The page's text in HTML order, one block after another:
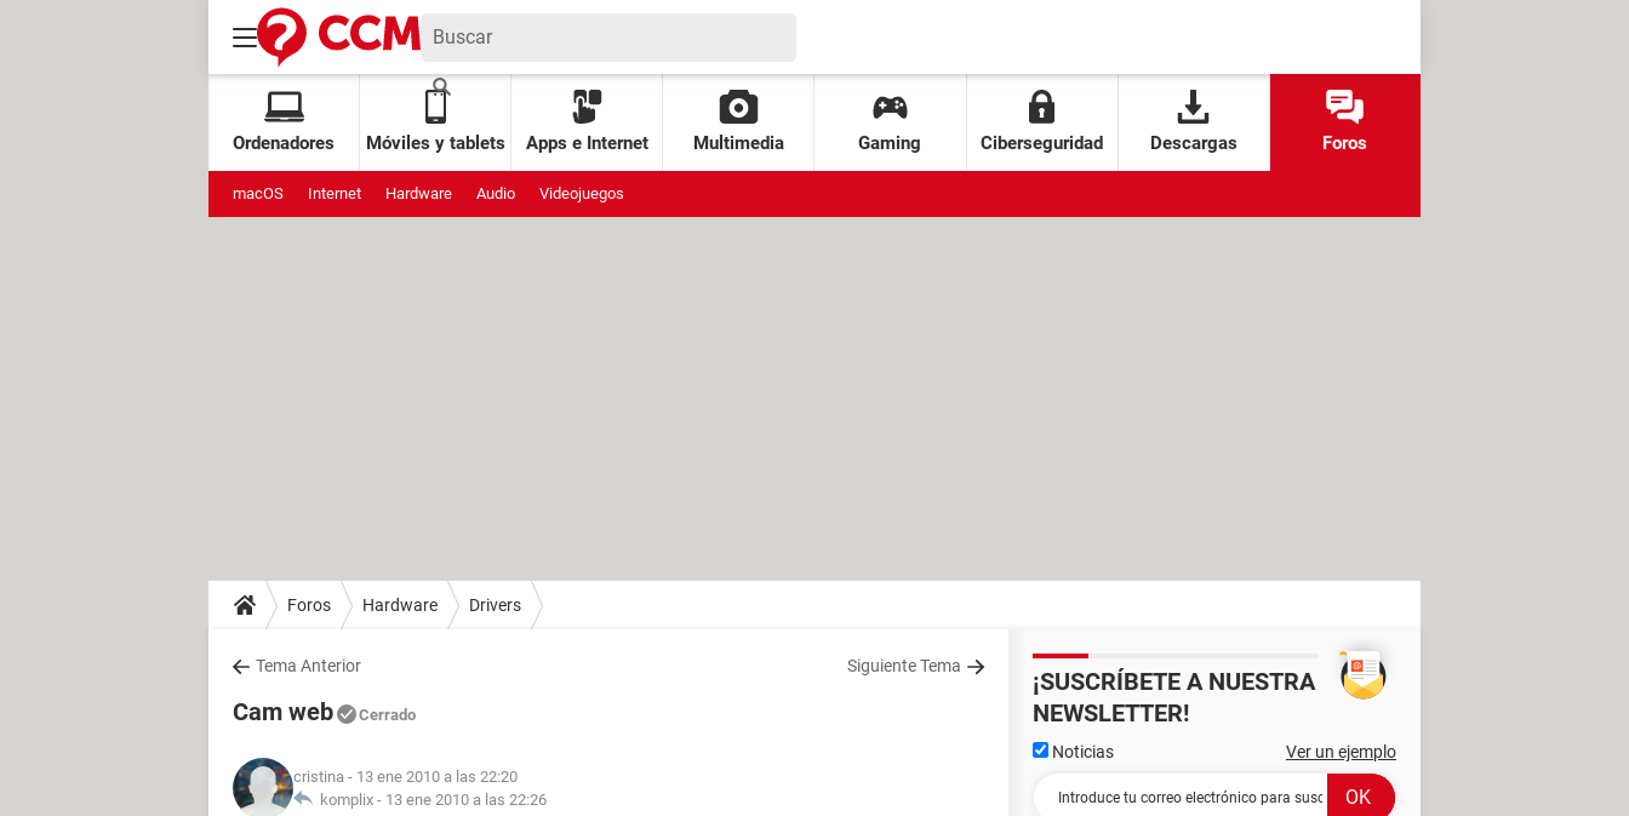
Ordenadores Móviles y tablets Apps e Internet Multimedia Gaming Ciberseguridad Descargas Foros
macOS Internet Hardware Audio Videojuegos
Foros Hardware Drivers
Tema Anterior Siguiente Tema
Cam web Cerrado
cristina - 13 ene 2010 a las 22:20
komplix - 13 ene 2010 a las 22:26
¡SUSCRÍBETE A NUESTRA
NEWSLETTER!
Noticias Ver un ejemplo